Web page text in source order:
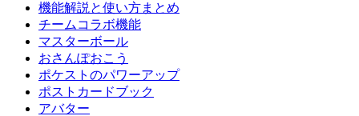
機能解説と使い方まとめ
チームコラボ機能
マスターボール
おさんぽおこう
ポケストのパワーアップ
ポストカードブック
アバター